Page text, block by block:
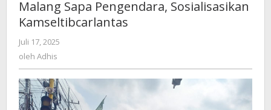
Polres
Kamseltibcarlantas
Malang Sapa Pengendara, Sosialisasikan
Kamseltibcarlantas
Juli 17, 2025
oleh Adhis